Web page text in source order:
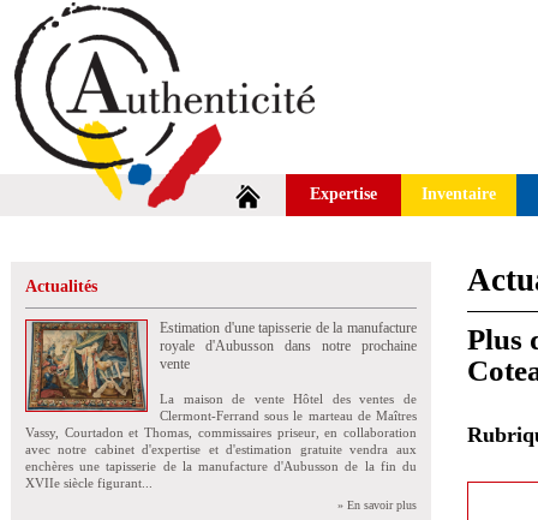
Expertise Inventaire
Actualités
Estimation d'une tapisserie de la manufacture
royale d'Aubusson dans notre prochaine
vente
La maison de vente Hôtel des ventes de
Clermont-Ferrand sous le marteau de Maîtres
Vassy, Courtadon et Thomas, commissaires priseur, en collaboration
avec notre cabinet d'expertise et d'estimation gratuite vendra aux
enchères une tapisserie de la manufacture d'Aubusson de la fin du
XVIIe siècle figurant...
» En savoir plus
Plus